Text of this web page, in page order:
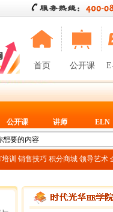
首页 公开课
公开课 讲师 ELN
训 销售技巧 积分商城 领导艺术